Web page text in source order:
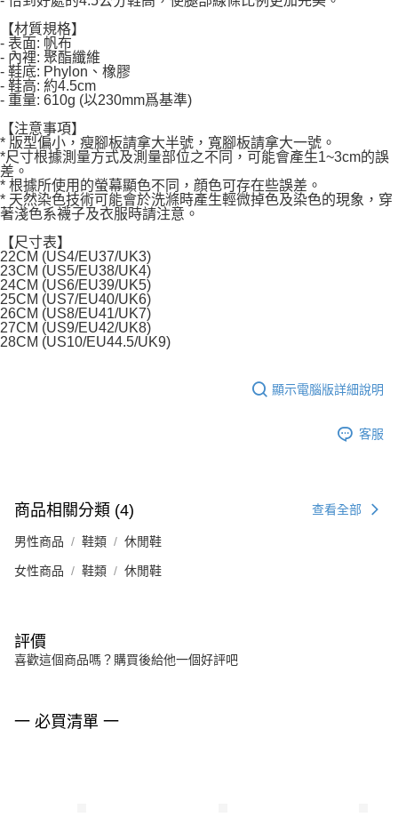
【材質規格】
- 表面: 帆布
- 內裡: 聚酯纖維
- 鞋底: Phylon、橡膠
- 鞋高: 約4.5cm
- 重量: 610g (以230mm爲基準)
【注意事項】
* 版型偏小，瘦腳板請拿大半號，寬腳板請拿大一號。
*尺寸根據測量方式及測量部位之不同，可能會產生1~3cm的誤
差。
* 根據所使用的螢幕顯色不同，顔色可存在些誤差。
* 天然染色技術可能會於洗滌時產生輕微掉色及染色的現象，穿
著淺色系襪子及衣服時請注意。
【尺寸表】
22CM (US4/EU37/UK3)
23CM (US5/EU38/UK4)
24CM (US6/EU39/UK5)
25CM (US7/EU40/UK6)
26CM (US8/EU41/UK7)
27CM (US9/EU42/UK8)
28CM (US10/EU44.5/UK9)
顯示電腦版詳細說明
客服
商品相關分類 (4) 查看全部
男性商品 鞋類 休閒鞋
女性商品 鞋類 休閒鞋
評價
喜歡這個商品嗎？購買後給他一個好評吧
一 必買清單 一